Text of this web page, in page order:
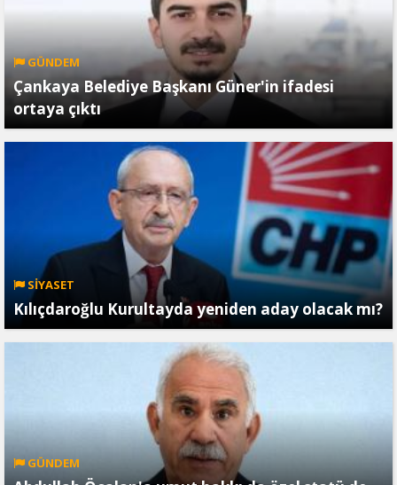
GÜNDEM
Çankaya Belediye Başkanı Güner'in ifadesi
ortaya çıktı
SİYASET
Kılıçdaroğlu Kurultayda yeniden aday olacak mı?
GÜNDEM